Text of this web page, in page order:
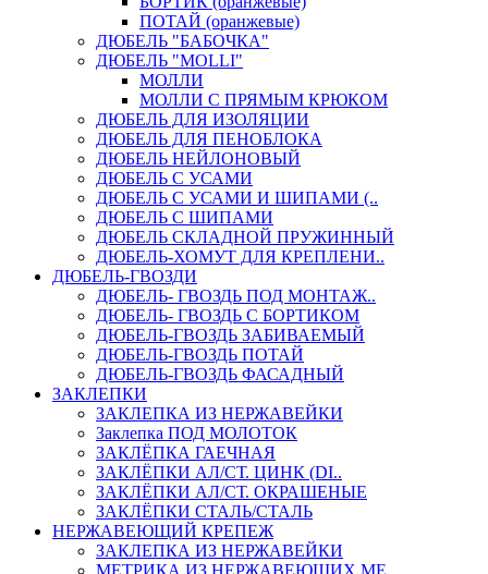
ПОТАЙ (оранжевые)
ДЮБЕЛЬ "БАБОЧКА"
ДЮБЕЛЬ "МOLLI"
МОЛЛИ
МОЛЛИ С ПРЯМЫМ КРЮКОМ
ДЮБЕЛЬ ДЛЯ ИЗОЛЯЦИИ
ДЮБЕЛЬ ДЛЯ ПЕНОБЛОКА
ДЮБЕЛЬ НЕЙЛОНОВЫЙ
ДЮБЕЛЬ С УСАМИ
ДЮБЕЛЬ С УСАМИ И ШИПАМИ (..
ДЮБЕЛЬ С ШИПАМИ
ДЮБЕЛЬ СКЛАДНОЙ ПРУЖИННЫЙ
ДЮБЕЛЬ-ХОМУТ ДЛЯ КРЕПЛЕНИ..
ДЮБЕЛЬ-ГВОЗДИ
ДЮБЕЛЬ- ГВОЗДЬ ПОД МОНТАЖ..
ДЮБЕЛЬ- ГВОЗДЬ С БОРТИКОМ
ДЮБЕЛЬ-ГВОЗДЬ ЗАБИВАЕМЫЙ
ДЮБЕЛЬ-ГВОЗДЬ ПОТАЙ
ДЮБЕЛЬ-ГВОЗДЬ ФАСАДНЫЙ
ЗАКЛЕПКИ
ЗАКЛЕПКА ИЗ НЕРЖАВЕЙКИ
Заклепка ПОД МОЛОТОК
ЗАКЛЁПКА ГАЕЧНАЯ
ЗАКЛЁПКИ АЛ/СТ. ЦИНК (DI..
ЗАКЛЁПКИ АЛ/СТ. ОКРАШЕНЫЕ
ЗАКЛЁПКИ СТАЛЬ/СТАЛЬ
НЕРЖАВЕЮЩИЙ КРЕПЕЖ
ЗАКЛЕПКА ИЗ НЕРЖАВЕЙКИ
МЕТРИКА ИЗ НЕРЖАВЕЮЩИХ МЕ..